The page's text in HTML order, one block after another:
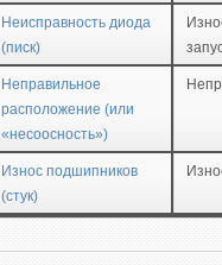
Неисправность диода
(писк)
Неправильное
расположение (или
«несоосность»)
Износ подшипников
(стук)